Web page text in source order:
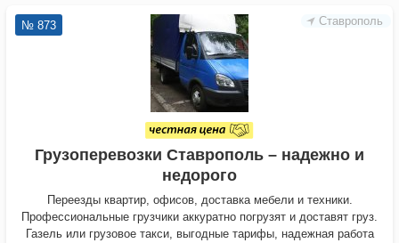
Ставрополь
№ 873
Грузоперевозки Ставрополь – надежно и
недорого
Переезды квартир, офисов, доставка мебели и техники.
Профессиональные грузчики аккуратно погрузят и доставят груз.
Газель или грузовое такси, выгодные тарифы, надежная работа